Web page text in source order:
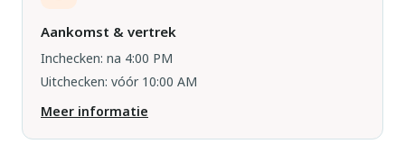
Aankomst & vertrek
Inchecken: na 4:00 PM
Uitchecken: vóór 10:00 AM
Meer informatie